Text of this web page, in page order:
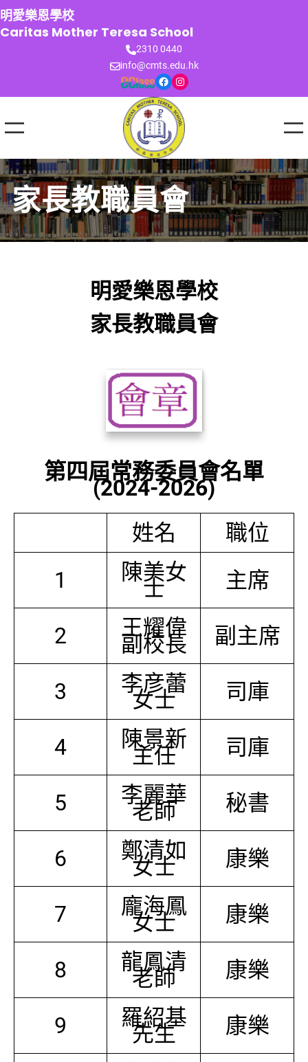
跳
至
主
明愛樂恩學校
Caritas Mother Teresa School
2310 0440
info@cmts.edu.hk
Facebook Instagram
家長教職員會
明愛樂恩學校
家長教職員會
第四屆常務委員會名單
(2024-2026)
姓名
職位
1
陳美女
士 主席
2 王耀偉
副校長 副主席
3 李彦蕾
女士 司庫
4 陳景新
主任 司庫
5 李麗華
老師 秘書
6 鄭清如
女士 康樂
7 龐海鳳
女士 康樂
8 龍鳳清
老師 康樂
9 羅紹基
先生 康樂